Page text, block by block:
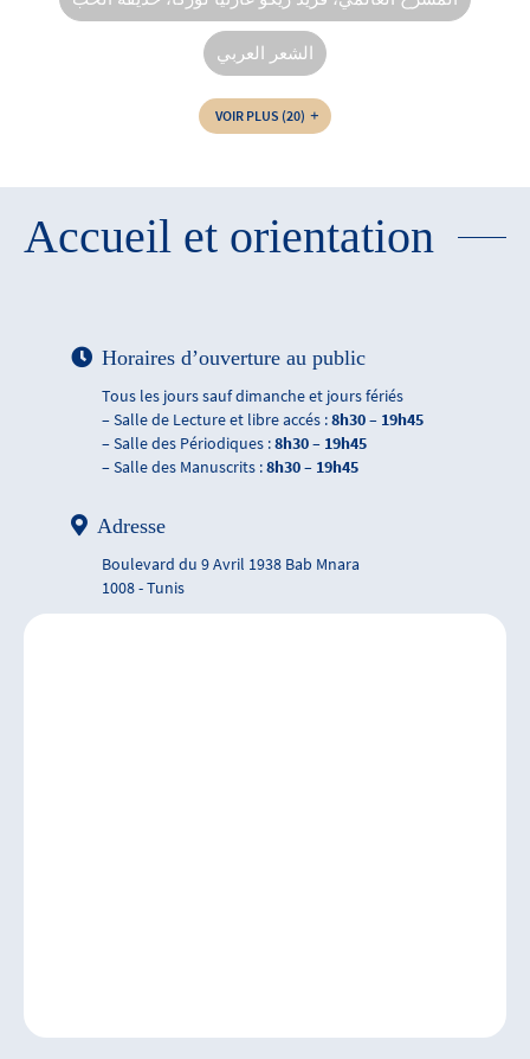
الشعر العربي‏‏
VOIR PLUS (20)
Accueil et orientation
Horaires d’ouverture au public
Tous les jours sauf dimanche et jours fériés
– Salle de Lecture et libre accés :8h30 – 19h45
– Salle des Périodiques :8h30 – 19h45
– Salle des Manuscrits :8h30 – 19h45
Adresse
Boulevard du 9 Avril 1938 Bab Mnara
1008 - Tunis